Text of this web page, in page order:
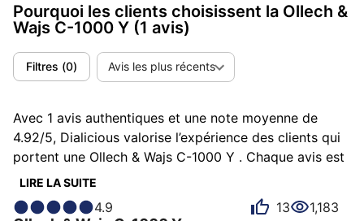
Pourquoi les clients choisissent la Ollech &
Wajs C-1000 Y (1 avis)
Filtres (0) Avis les plus récents
Avec 1 avis authentiques et une note moyenne de
4.92/5, Dialicious valorise l’expérience des clients qui
portent une Ollech & Wajs C-1000 Y . Chaque avis est
une source d’inspiration pour comprendre ce qui rend
la C-1000 Y unique aux yeux de ses possesseurs.
Certains la décrivent comme baroudeuse, d'autres
LIRE LA SUITE
4.9
13 1,183